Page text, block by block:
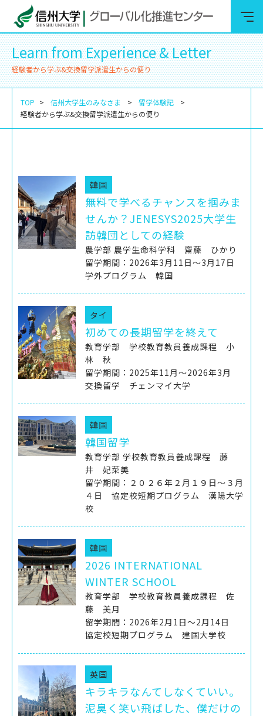
Learn from Experience & Letter
経験者から学ぶ&交換留学派遣生からの便り
TOP 信州大学生のみなさま
留学体験記
経験者から学ぶ&交換留学派遣生からの便り
韓国
無料で学べるチャンスを掴みま
せんか？JENESYS2025大学生
訪韓団としての経験
農学部 農学生命科学科 齋藤 ひかり
留学期間：2026年3月11日～3月17日
学外プログラム 韓国
タイ
初めての長期留学を終えて
教育学部 学校教育教員養成課程 小
林 秋
留学期間：2025年11月～2026年3月
交換留学 チェンマイ大学
韓国
韓国留学
教育学部 学校教育教員養成課程 藤
井 妃菜美
留学期間：２０２６年２月１９日～３月
４日 協定校短期プログラム 漢陽大学
校
韓国
2026 INTERNATIONAL
WINTER SCHOOL
教育学部 学校教育教員養成課程 佐
藤 美月
留学期間：2026年2月1日～2月14日
協定校短期プログラム 建国大学校
英国
キラキラなんてしなくていい。
泥臭く笑い飛ばした、僕だけの